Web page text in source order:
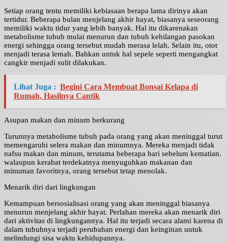
Setiap orang tentu memiliki kebiasaan berapa lama dirinya akan
tertidur. Beberapa bulan menjelang akhir hayat, biasanya seseorang
memiliki waktu tidur yang lebih banyak. Hal itu dikarenakan
metabolisme tubuh mulai menurun dan tubuh kehilangan pasokan
energi sehingga orang tersebut mudah merasa lelah. Selain itu, otot
menjadi terasa lemah. Bahkan untuk hal sepele seperti mengangkat
cangkir menjadi sulit dilakukan.
Lihat Juga : Begini Cara Membuat Bonsai Kelapa di
Rumah, Hasilnya Cantik
Asupan makan dan minum berkurang
Turunnya metabolisme tubuh pada orang yang akan meninggal turut
memengaruhi selera makan dan minumnya. Mereka menjadi tidak
nafsu makan dan minum, terutama beberapa hari sebelum kematian.
walaupun kerabat terdekatnya menyuguhkan makanan dan
minuman favoritnya, orang tersebut tetap menolak.
Menarik diri dari lingkungan
Kemampuan bersosialisasi orang yang akan meninggal biasanya
menurun menjelang akhir hayat. Perlahan mereka akan menarik diri
dari aktivitas di lingkungannya. Hal itu terjadi secara alami karena di
dalam tubuhnya terjadi perubahan energi dan keinginan untuk
melindungi sisa waktu kehidupannya.